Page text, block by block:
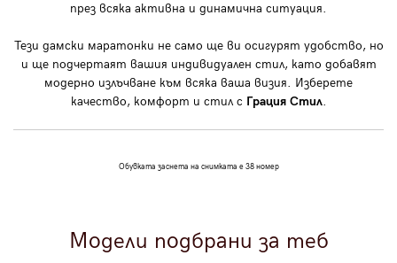
през всяка активна и динамична ситуация.
Тези дамски маратонки не само ще ви осигурят удобство, но
и ще подчертаят вашия индивидуален стил, като добавят
модерно излъчване към всяка ваша визия. Изберете
качество, комфорт и стил с Грация Стил.
Обувката заснета на снимката е 38 номер
Модели подбрани за теб